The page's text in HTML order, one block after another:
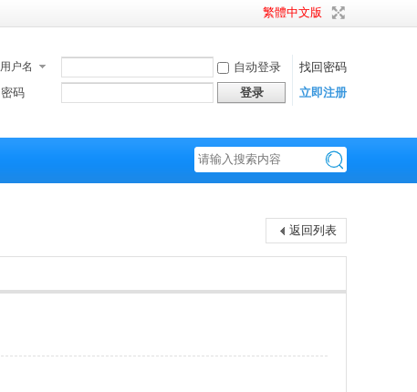
繁體中文版
用户名 自动登录
找回密码
密码
登录 立即注册
搜
返回列表